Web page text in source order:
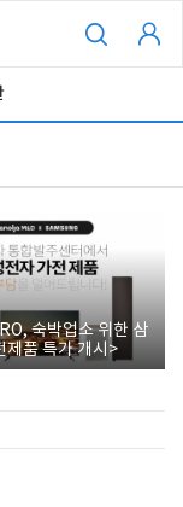
숙박업소 위한 삼
제품 특가 개시>